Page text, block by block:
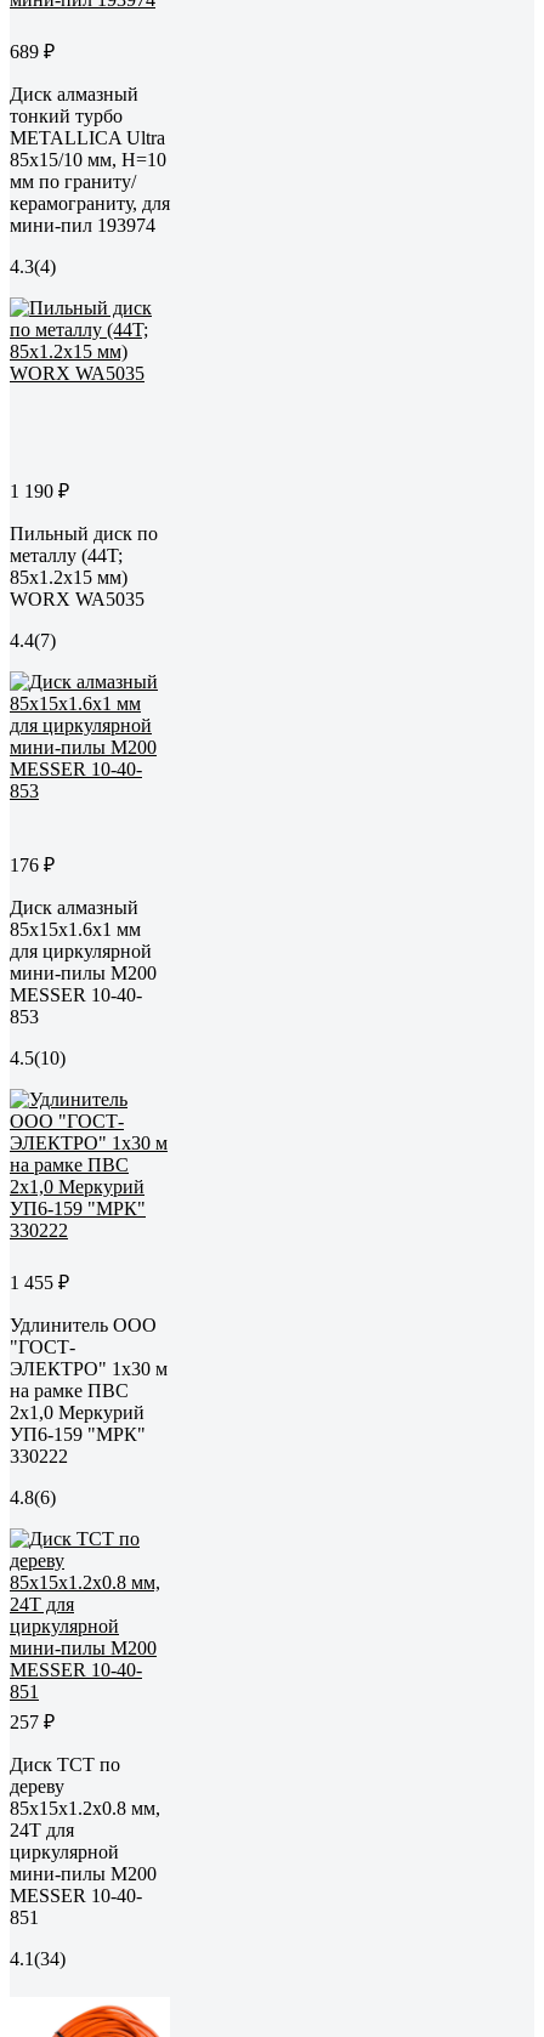
689 ₽
Диск алмазный
тонкий турбо
METALLICA Ultra
85x15/10 мм, H=10
мм по граниту/
керамограниту, для
мини-пил 193974
4.3(4)
1 190 ₽
Пильный диск по
металлу (44T;
85х1.2х15 мм)
WORX WA5035
4.4(7)
176 ₽
Диск алмазный
85x15x1.6x1 мм
для циркулярной
мини-пилы М200
MESSER 10-40-
853
4.5(10)
1 455 ₽
Удлинитель ООО
"ГОСТ-
ЭЛЕКТРО" 1x30 м
на рамке ПВС
2x1,0 Меркурий
УП6-159 "МРК"
330222
4.8(6)
257 ₽
Диск ТСТ по
дереву
85x15x1.2x0.8 мм,
24Т для
циркулярной
мини-пилы М200
MESSER 10-40-
851
4.1(34)